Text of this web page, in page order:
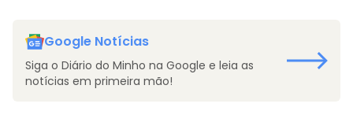
Google Notícias
Siga o Diário do Minho na Google e leia as
notícias em primeira mão!